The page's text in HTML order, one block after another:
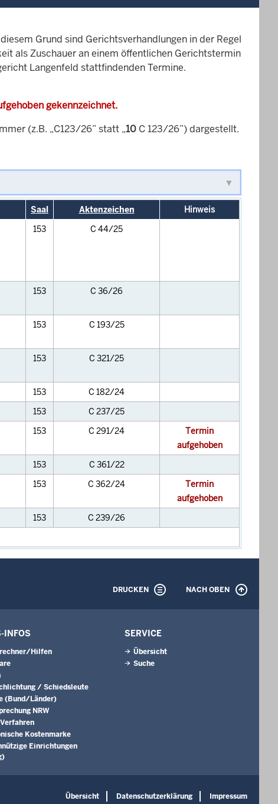
Grund sind Gerichtsverhandlungen in der Regel
als Zuschauer an einem öffentlichen Gerichtstermin
Langenfeld stattfindenden Termine.
gekennzeichnet.
(z.B. „C123/26” statt „10 C 123/26”) dargestellt.
Saal Aktenzeichen
Hinweis
153 C 44/25
153 C 36/26
153 C 193/25
153 C 321/25
153
C 182/24
153
C 237/25
153 C 291/24
Termin
aufgehoben
153
C 361/22
153 C 362/24
Termin
aufgehoben
153
C 239/26
DRUCKEN NACH OBEN
INFOS
Hilfen
/ Schiedsleute
(Bund/Länder)
NRW
Kostenmarke
Einrichtungen
SERVICE
Übersicht
Suche
Übersicht Datenschutzerklärung Impressum